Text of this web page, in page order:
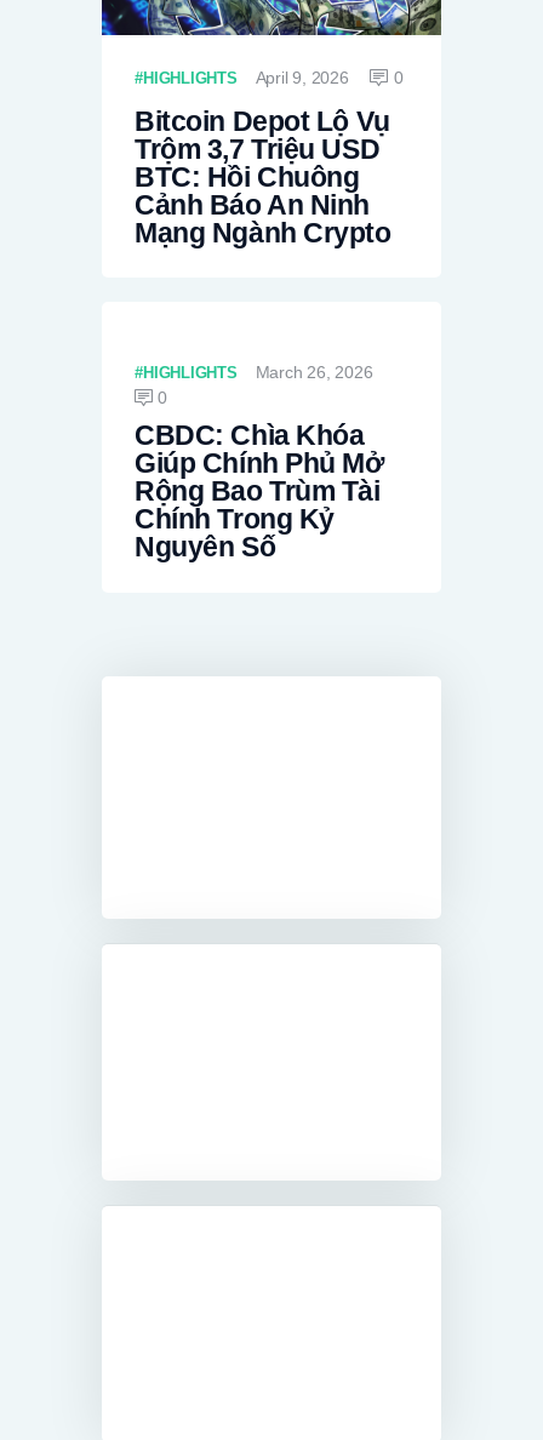
HIGHLIGHTS April 9, 2026 0
Bitcoin Depot Lộ Vụ
Trộm 3,7 Triệu USD
BTC: Hồi Chuông
Cảnh Báo An Ninh
Mạng Ngành Crypto
HIGHLIGHTS
March 26, 2026
0
CBDC: Chìa Khóa
Giúp Chính Phủ Mở
Rộng Bao Trùm Tài
Chính Trong Kỷ
Nguyên Số